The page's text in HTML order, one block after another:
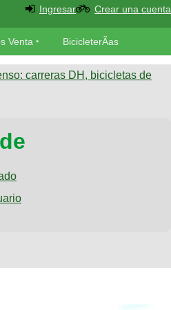
Ingresar Crear una cuenta
Venta BicicleterÃ­as
carreras DH, bicicletas de